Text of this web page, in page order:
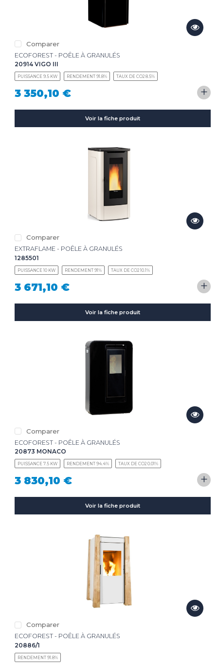
Comparer
ECOFOREST - POÊLE À GRANULÉS
20914 VIGO III
PUISSANCE 9.5 KW RENDEMENT 91.8% TAUX DE CO2 8.5%
3 350,10 € +
Voir la fiche produit
Comparer
EXTRAFLAME - POÊLE À GRANULÉS
1285501
PUISSANCE 10 KW RENDEMENT 91% TAUX DE CO2 10.1%
3 671,10 € +
Voir la fiche produit
Comparer
ECOFOREST - POÊLE À GRANULÉS
20873 MONACO
PUISSANCE 7.5 KW RENDEMENT 94.4% TAUX DE CO2 0.01%
3 830,10 € +
Voir la fiche produit
Comparer
ECOFOREST - POÊLE À GRANULÉS
20886/1
RENDEMENT 91.8%